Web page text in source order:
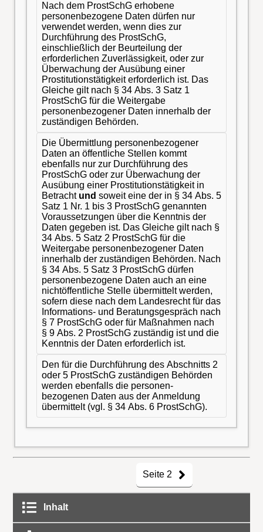
Nach dem ProstSchG erhobene
personenbezogene Daten dürfen nur
verwendet werden, wenn dies zur
Durchführung des ProstSchG,
einschließlich der Beurteilung der
erforderlichen Zuverlässigkeit, oder zur
Überwachung der Ausübung einer
Prostitutionstätigkeit erforderlich ist. Das
Gleiche gilt nach § 34 Abs. 3 Satz 1
ProstSchG für die Weitergabe
personenbezogener Daten innerhalb der
zuständigen Behörden.
Die Übermittlung personenbezogener
Daten an öffentliche Stellen kommt
ebenfalls nur zur Durchführung des
ProstSchG oder zur Überwachung der
Ausübung einer Prostitutionstätigkeit in
Betracht und soweit eine der in § 34 Abs. 5
Satz 1 Nr. 1 bis 3 ProstSchG genannten
Voraussetzungen über die Kenntnis der
Daten gegeben ist. Das Gleiche gilt nach §
34 Abs. 5 Satz 2 ProstSchG für die
Weitergabe personenbezogener Daten
innerhalb der zuständigen Behörden. Nach
§ 34 Abs. 5 Satz 3 ProstSchG dürfen
personenbezogene Daten auch an eine
nichtöffentliche Stelle übermittelt werden,
sofern diese nach dem Landesrecht für das
Informations- und Beratungsgespräch nach
§ 7 ProstSchG oder für Maßnahmen nach
§ 9 Abs. 2 ProstSchG zuständig ist und die
Kenntnis der Daten erforderlich ist.
Den für die Durchführung des Abschnitts 2
oder 5 ProstSchG zuständigen Behörden
werden ebenfalls die personen-
bezogenen Daten aus der Anmeldung
übermittelt (vgl. § 34 Abs. 6 ProstSchG).
Seite 2
Inhalt